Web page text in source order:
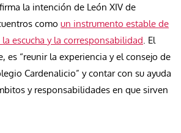
la intención de León XIV de
como un instrumento estable de
escucha y la corresponsabilidad. El
es “reunir la experiencia y el consejo de
Cardenalicio” y contar con su ayuda
y responsabilidades en que sirven